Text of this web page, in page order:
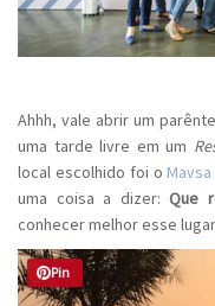
Ahhh, vale abrir um
uma tarde livre em um
local escolhido foi o
uma coisa a dizer:Que
conhecer melhor esse
Pin